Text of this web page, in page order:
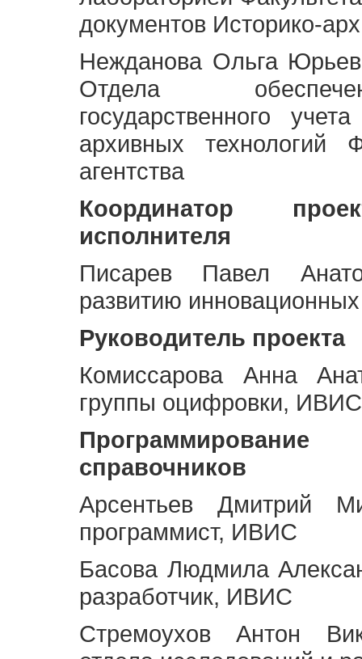
документов Историко-
Нежданова Ольга
Отдела
государственного
архивных технологий
агентства
Координатор
исполнителя
Писарев Павел
развитию
Руководитель проекта
Комиссарова Анна
группы оцифровки, ИВИС
Программирование
справочников
Арсентьев Дмитрий
программист, ИВИС
Басова Людмила
разработчик, ИВИС
Стремоухов Антон